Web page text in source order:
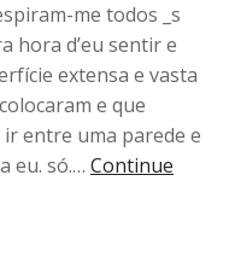
me todos _s
hora d’eu sentir e
extensa e vasta
e que
entre uma parede e
eu. só.… Continue